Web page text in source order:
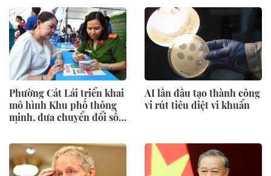
Phường Cát Lái triển khai
mô hình Khu phố thông
minh, đưa chuyển đổi số
AI lần đầu tạo thành công
vi rút tiêu diệt vi khuẩn